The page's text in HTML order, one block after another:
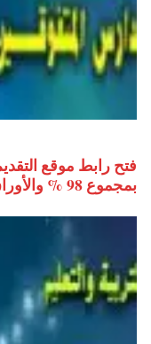
بمجموع 98 % والأوراق المطلوبة